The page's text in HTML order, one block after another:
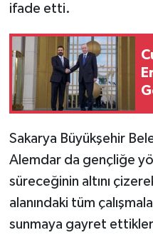
ifade etti.
Sakarya Büyükşehir
Alemdar da gençliğe
süreceğinin altını
alanındaki tüm
sunmaya gayret